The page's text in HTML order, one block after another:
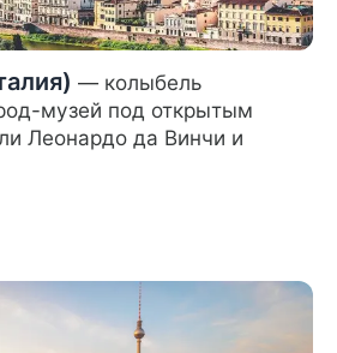
— колыбель
музей под открытым
Леонардо да Винчи и